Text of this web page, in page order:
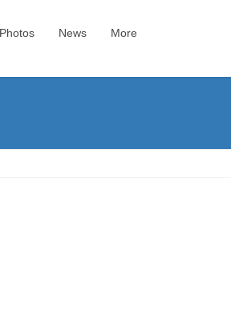
Photos News More